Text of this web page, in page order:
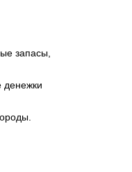
запасы,
денежки